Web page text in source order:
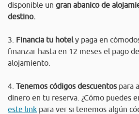
disponible un gran abanico de
destino.
3. Financia tu hotely paga en
finanzar hasta en 12 meses el pago
alojamiento.
4. Tenemos códigos descuentos para
dinero en tu reserva. ¿Cómo puedes
este link para ver si tenemos algún